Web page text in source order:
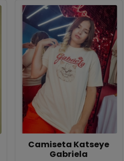
Camiseta Katseye
Gabriela